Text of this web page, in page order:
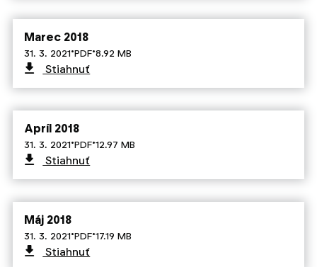
Marec 2018
31. 3. 2021·PDF·8.92 MB
Stiahnuť
Apríl 2018
31. 3. 2021·PDF·12.97 MB
Stiahnuť
Máj 2018
31. 3. 2021·PDF·17.19 MB
Stiahnuť